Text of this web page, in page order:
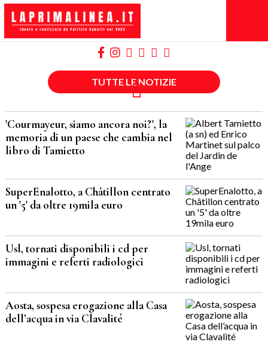
TUTTE LE NOTIZIE
'Courmayeur, siamo ancora noi?', la
memoria di un paese che cambia nel
libro di Tamietto
SuperEnalotto, a Châtillon centrato
un '5' da oltre 19mila euro
Usl, tornati disponibili i cd per
immagini e referti radiologici
Aosta, sospesa erogazione alla Casa
dell’acqua in via Clavalité